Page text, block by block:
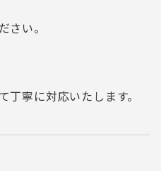
さい。
寧に対応いたします。